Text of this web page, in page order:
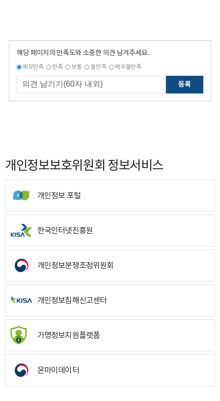
해당 페이지의 만족도와 소중한 의견 남겨주세요.
매우만족 만족 보통 불만족 매우불만족
등록
개인정보보호위원회 정보서비스
개인정보 포털
한국인터넷진흥원
개인정보분쟁조정위원회
개인정보침해신고센터
가명정보지원플랫폼
온마이데이터